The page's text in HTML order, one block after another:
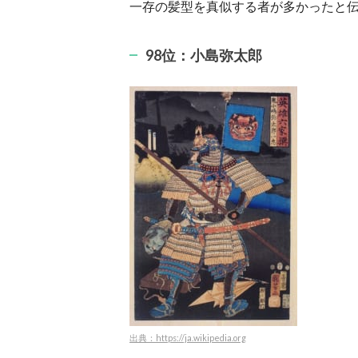
一存の髪型を真似する者が多かったと伝
98位：小島弥太郎
出典：https://ja.wikipedia.org